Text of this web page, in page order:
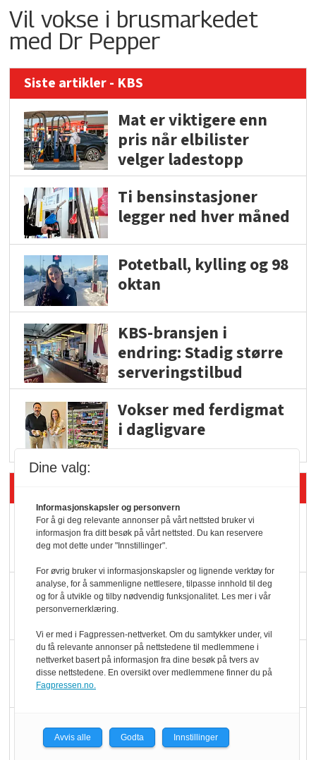
Vil vokse i brusmarkedet
med Dr Pepper
Siste artikler - KBS
Mat er viktigere enn
pris når elbilister
velger ladestopp
Ti bensinstasjoner
legger ned hver måned
Potetball, kylling og 98
oktan
KBS-bransjen i
endring: Stadig større
serveringstilbud
Vokser med ferdigmat
i dagligvare
Rema-flaggskip
dundrer videre
Slik opprettholdes
ølsalget
Færre varer, men fulle
hyller
KI lager mat i butikken
Dine valg:
Informasjonskapsler og personvern
For å gi deg relevante annonser på vårt nettsted bruker vi
informasjon fra ditt besøk på vårt nettsted. Du kan reservere
deg mot dette under "Innstillinger".
For øvrig bruker vi informasjonskapsler og lignende verktøy for
analyse, for å sammenligne nettlesere, tilpasse innhold til deg
og for å utvikle og tilby nødvendig funksjonalitet. Les mer i vår
personvernerklæring.
Vi er med i Fagpressen-nettverket. Om du samtykker under, vil
du få relevante annonser på nettstedene til medlemmene i
nettverket basert på informasjon fra dine besøk på tvers av
disse nettstedene. En oversikt over medlemmene finner du på
Fagpressen.no.
Avvis alle Godta Innstillinger